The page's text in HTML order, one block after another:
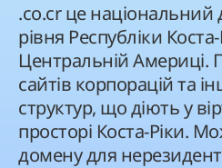
.co.cr це національний
рівня Республіки
Центральній Америці.
сайтів корпорацій та
структур, що діють у
просторі Коста-Ріки.
домену для